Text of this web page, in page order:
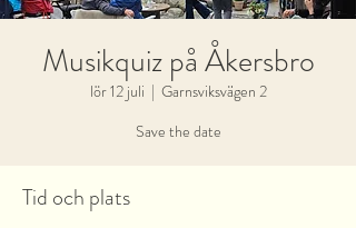
Musikquiz på Åkersbro
lör 12 juli
  |
Garnsviksvägen 2
Save the date
Tid och plats